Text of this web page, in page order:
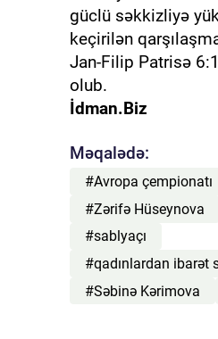
güclü səkkizliyə
keçirilən
Jan-Filip Patrisə
olub.
İdman.Biz
Məqalədə:
#Avropa çempionatı
#Zərifə Hüseynova
#sablyaçı
#qadınlardan ibarət
#Səbinə Kərimova